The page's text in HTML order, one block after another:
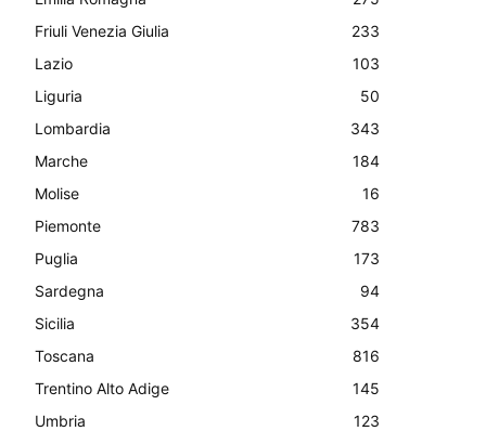
Friuli Venezia Giulia
233
Lazio
103
Liguria
50
Lombardia
343
Marche
184
Molise
16
Piemonte
783
Puglia
173
Sardegna
94
Sicilia
354
Toscana
816
Trentino Alto Adige
145
Umbria
123